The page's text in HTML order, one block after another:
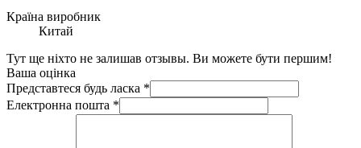
Країна виробник
Китай
Тут ще ніхто не залишав отзывы. Ви можете бути першим!
Ваша оцінка
Представтеся будь ласка *
Електронна пошта *